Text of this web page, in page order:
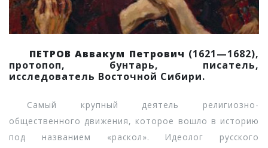
ПЕТРОВ Аввакум Петрович (1621—1682),
протопоп, бунтарь, писатель,
исследователь Восточной Сибири.
Самый крупный деятель религиозно-
общественного движения, которое вошло в историю
под названием «раскол». Идеолог русского